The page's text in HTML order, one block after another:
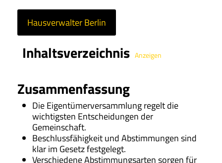
Hausverwalter Berlin
Inhaltsverzeichnis Anzeigen
Zusammenfassung
Die Eigentümerversammlung regelt die
wichtigsten Entscheidungen der
Gemeinschaft.
Beschlussfähigkeit und Abstimmungen sind
klar im Gesetz festgelegt.
Verschiedene Abstimmungsarten sorgen für